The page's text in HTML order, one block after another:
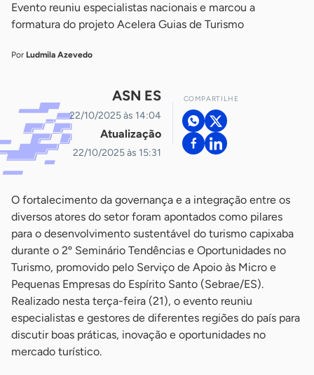
Evento reuniu especialistas nacionais e marcou a
formatura do projeto Acelera Guias de Turismo
Por Ludmila Azevedo
ASN ES
22/10/2025 às 14:04
Atualização
22/10/2025 às 15:31
COMPARTILHE
O fortalecimento da governança e a integração entre os
diversos atores do setor foram apontados como pilares
para o desenvolvimento sustentável do turismo capixaba
durante o 2º Seminário Tendências e Oportunidades no
Turismo, promovido pelo Serviço de Apoio às Micro e
Pequenas Empresas do Espírito Santo (Sebrae/ES).
Realizado nesta terça-feira (21), o evento reuniu
especialistas e gestores de diferentes regiões do país para
discutir boas práticas, inovação e oportunidades no
mercado turístico.